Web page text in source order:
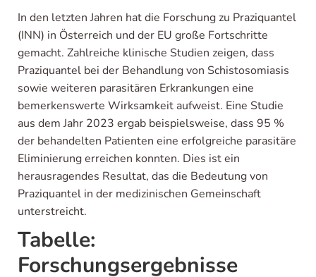
In den letzten Jahren hat die Forschung zu Praziquantel
(INN) in Österreich und der EU große Fortschritte
gemacht. Zahlreiche klinische Studien zeigen, dass
Praziquantel bei der Behandlung von Schistosomiasis
sowie weiteren parasitären Erkrankungen eine
bemerkenswerte Wirksamkeit aufweist. Eine Studie
aus dem Jahr 2023 ergab beispielsweise, dass 95 %
der behandelten Patienten eine erfolgreiche parasitäre
Eliminierung erreichen konnten. Dies ist ein
herausragendes Resultat, das die Bedeutung von
Praziquantel in der medizinischen Gemeinschaft
unterstreicht.
Tabelle:
Forschungsergebnisse